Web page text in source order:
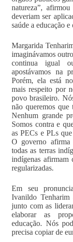
natureza”,
deveriam ser
saúde a educação e
Margarida
imaginávamos
continua igual
apostávamos na
Porém, ela está
mais respeito por
povo brasileiro.
não queremos que
Nenhum grande
Somos contra e
as PECs e PLs
O governo afirma
todas as terras
indígenas afirmam
regularizadas.
Em seu
Ivanildo Tenharim
junto com as
elaborar as
educação. Nós
precisa copiar de